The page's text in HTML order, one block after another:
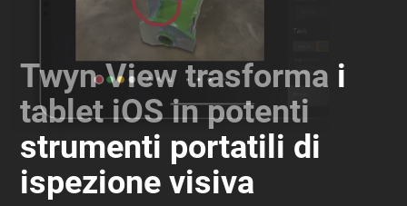
Twyn View trasforma i
tablet iOS in potenti
strumenti portatili di
ispezione visiva